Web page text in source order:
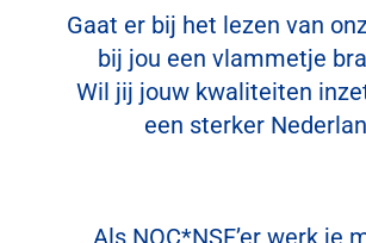
Gaat er bij het lezen van
bij jou een vlammetje
Wil jij jouw kwaliteiten
een sterker